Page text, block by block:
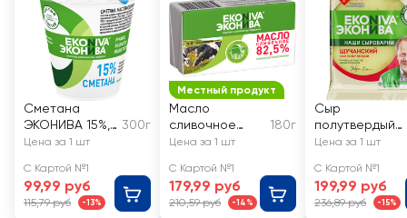
Сметана
ЭКОНИВА 15%,
без змж
300г
Цена за 1 шт
С Картой №1
99,99 руб
115,79 руб -13%
Местный продукт
Масло
сливочное
ЭКОНИВА
82,5%, без змж
180г
Цена за 1 шт
С Картой №1
179,99 руб
210,59 руб -14%
Сыр
полутвердый
ЭКОНИВА
50%, без змж
Цена за 1 шт
С Картой №1
199,99 руб
236,89 руб -15%